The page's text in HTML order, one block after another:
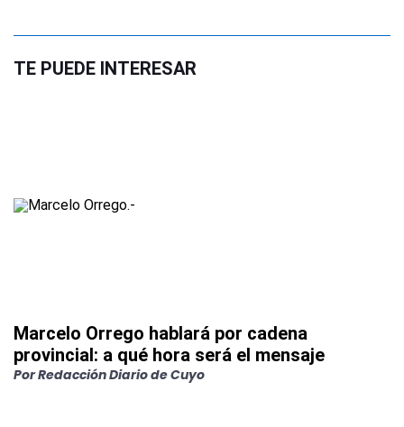
TE PUEDE INTERESAR
Marcelo Orrego hablará por cadena
provincial: a qué hora será el mensaje
PorRedacción Diario de Cuyo